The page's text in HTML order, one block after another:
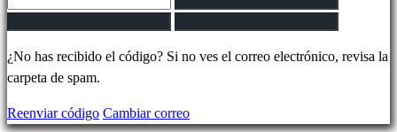
Iniciar
sesión
Olvidé
mi
¿No has recibido el código? Si no ves el correo electrónico, revisa la
carpeta de spam.
Reenviar código Cambiar correo